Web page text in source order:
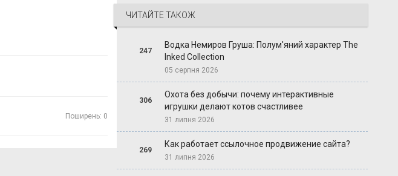
Поширень: 0
ЧИТАЙТЕ ТАКОЖ
247
Водка Немиров Груша: Полум'яний характер The
Inked Collection
05 серпня 2026
306
Охота без добычи: почему интерактивные
игрушки делают котов счастливее
31 липня 2026
269
Как работает ссылочное продвижение сайта?
31 липня 2026